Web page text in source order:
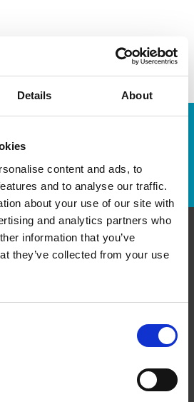
Details About
content and ads, to
and to analyse our traffic.
about your use of our site with
and analytics partners who
information that you’ve
they’ve collected from your use
Repérer un envoi
avec nous
99
vers notre magasin